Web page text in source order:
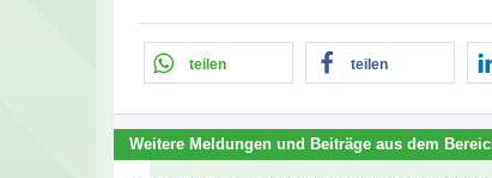
teilen teilen
Weitere Meldungen und Beiträge aus dem